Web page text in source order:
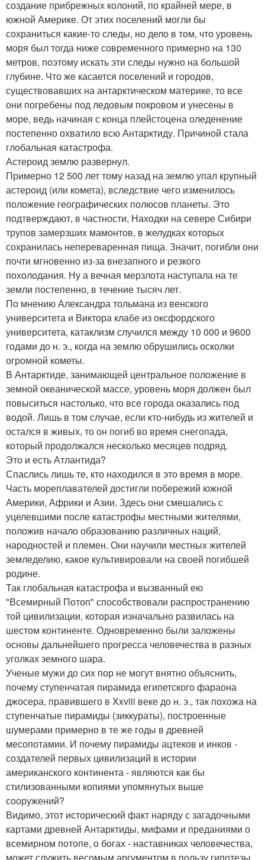
создание прибрежных колоний, по крайней мере, в
южной Америке. От этих поселений могли бы
сохраниться какие-то следы, но дело в том, что уровень
моря был тогда ниже современного примерно на 130
метров, поэтому искать эти следы нужно на большой
глубине. Что же касается поселений и городов,
существовавших на антарктическом материке, то все
они погребены под ледовым покровом и унесены в
море, ведь начиная с конца плейстоцена оледенение
постепенно охватило всю Антарктиду. Причиной стала
глобальная катастрофа.
Астероид землю развернул.
Примерно 12 500 лет тому назад на землю упал крупный
астероид (или комета), вследствие чего изменилось
положение географических полюсов планеты. Это
подтверждают, в частности, Находки на севере Сибири
трупов замерзших мамонтов, в желудках которых
сохранилась непереваренная пища. Значит, погибли они
почти мгновенно из-за внезапного и резкого
похолодания. Ну а вечная мерзлота наступала на те
земли постепенно, в течение тысяч лет.
По мнению Александра тольмана из венского
университета и Виктора клабе из оксфордского
университета, катаклизм случился между 10 000 и 9600
годами до н. э., когда на землю обрушились осколки
огромной кометы.
В Антарктиде, занимающей центральное положение в
земной океанической массе, уровень моря должен был
повыситься настолько, что все города оказались под
водой. Лишь в том случае, если кто-нибудь из жителей и
остался в живых, то он погиб во время снегопада,
который продолжался несколько месяцев подряд.
Это и есть Атлантида?
Спаслись лишь те, кто находился в это время в море.
Часть мореплавателей достигли побережий южной
Америки, Африки и Азии. Здесь они смешались с
уцелевшими после катастрофы местными жителями,
положив начало образованию различных наций,
народностей и племен. Они научили местных жителей
земледелию, какое культивировали на своей погибшей
родине.
Так глобальная катастрофа и вызванный ею
"Всемирный Потоп" способствовали распространению
той цивилизации, которая изначально развилась на
шестом континенте. Одновременно были заложены
основы дальнейшего прогресса человечества в разных
уголках земного шара.
Ученые мужи до сих пор не могут внятно объяснить,
почему ступенчатая пирамида египетского фараона
джосера, правившего в Xxviii веке до н. э., так похожа на
ступенчатые пирамиды (зиккураты), построенные
шумерами примерно в те же годы в древней
месопотамии. И почему пирамиды ацтеков и инков -
создателей первых цивилизаций в истории
американского континента - являются как бы
стилизованными копиями упомянутых выше
сооружений?
Видимо, этот исторический факт наряду с загадочными
картами древней Антарктиды, мифами и преданиями о
всемирном потопе, о богах - наставниках человечества,